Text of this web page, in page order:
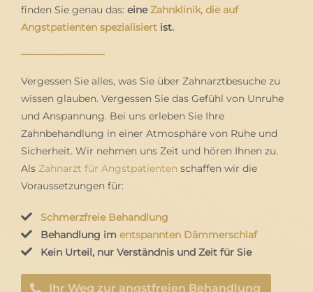
finden Sie genau das: eineZahnklinik, die auf
Angstpatienten spezialisiertist.
Vergessen Sie alles, was Sie über Zahnarztbesuche zu
wissen glauben. Vergessen Sie das Gefühl von Unruhe
und Anspannung. Bei uns erleben Sie Ihre
Zahnbehandlung in einer Atmosphäre von Ruhe und
Sicherheit. Wir nehmen uns Zeit und hören Ihnen zu.
Als Zahnarzt für Angstpatienten schaffen wir die
Voraussetzungen für:
Schmerzfreie Behandlung
Behandlung im entspannten Dämmerschlaf
Kein Urteil, nur Verständnis und Zeit für Sie
Ihr Weg zur angstfreien Behandlung